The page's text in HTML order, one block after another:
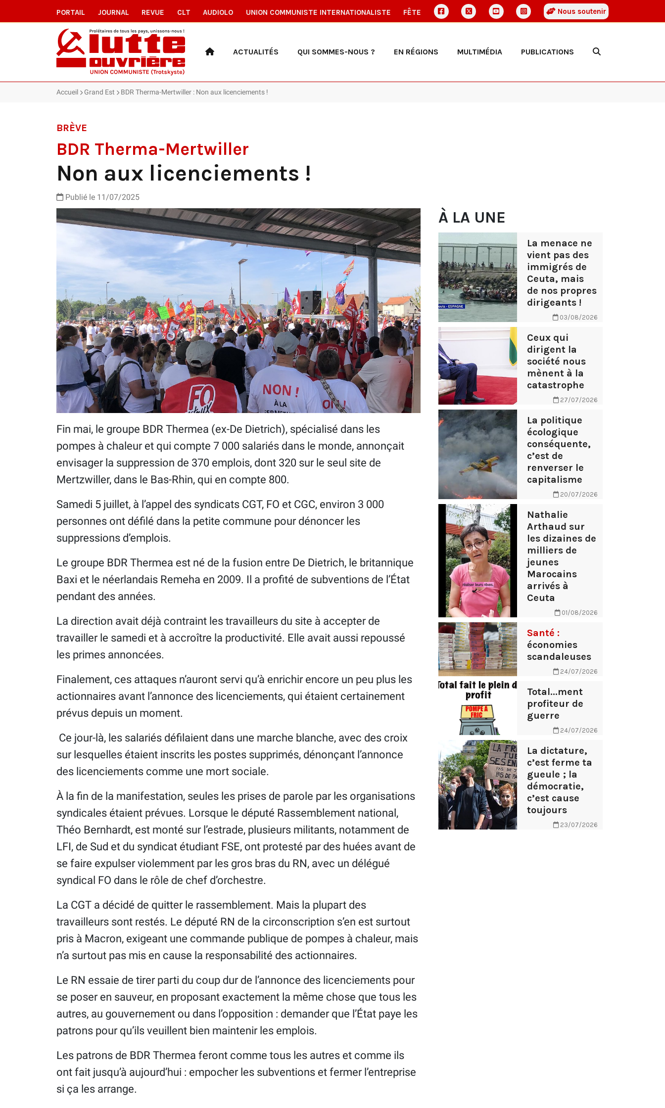
PORTAIL JOURNAL REVUE CLT AUDIOLO UNION COMMUNISTE INTERNATIONALISTE FÊTE Nous soutenir
ACTUALITÉS QUI SOMMES-NOUS ? EN RÉGIONS MULTIMÉDIA PUBLICATIONS
Accueil Grand Est BDR Therma-Mertwiller : Non aux licenciements !
BRÈVE
BDR Therma-Mertwiller
Non aux licenciements !
Publié le 11/07/2025
Fin mai, le groupe BDR Thermea (ex-De Dietrich), spécialisé dans les
pompes à chaleur et qui compte 7 000 salariés dans le monde, annonçait
envisager la suppression de 370 emplois, dont 320 sur le seul site de
Mertzwiller, dans le Bas-Rhin, qui en compte 800.
Samedi 5 juillet, à l’appel des syndicats CGT, FO et CGC, environ 3 000
personnes ont défilé dans la petite commune pour dénoncer les
suppressions d’emplois.
Le groupe BDR Thermea est né de la fusion entre De Dietrich, le britannique
Baxi et le néerlandais Remeha en 2009. Il a profité de subventions de l’État
pendant des années.
La direction avait déjà contraint les travailleurs du site à accepter de
travailler le samedi et à accroître la productivité. Elle avait aussi repoussé
les primes annoncées.
Finalement, ces attaques n’auront servi qu’à enrichir encore un peu plus les
actionnaires avant l’annonce des licenciements, qui étaient certainement
prévus depuis un moment.
Ce jour-là, les salariés défilaient dans une marche blanche, avec des croix
sur lesquelles étaient inscrits les postes supprimés, dénonçant l’annonce
des licenciements comme une mort sociale.
À la fin de la manifestation, seules les prises de parole par les organisations
syndicales étaient prévues. Lorsque le député Rassemblement national,
Théo Bernhardt, est monté sur l’estrade, plusieurs militants, notamment de
LFI, de Sud et du syndicat étudiant FSE, ont protesté par des huées avant de
se faire expulser violemment par les gros bras du RN, avec un délégué
syndical FO dans le rôle de chef d’orchestre.
La CGT a décidé de quitter le rassemblement. Mais la plupart des
travailleurs sont restés. Le député RN de la circonscription s’en est surtout
pris à Macron, exigeant une commande publique de pompes à chaleur, mais
n’a surtout pas mis en cause la responsabilité des actionnaires.
Le RN essaie de tirer parti du coup dur de l’annonce des licenciements pour
se poser en sauveur, en proposant exactement la même chose que tous les
autres, au gouvernement ou dans l’opposition : demander que l’État paye les
patrons pour qu’ils veuillent bien maintenir les emplois.
Les patrons de BDR Thermea feront comme tous les autres et comme ils
ont fait jusqu’à aujourd’hui : empocher les subventions et fermer l’entreprise
si ça les arrange.
À LA UNE
La menace ne
vient pas des
immigrés de
Ceuta, mais
de nos propres
dirigeants !
03/08/2026
Ceux qui
dirigent la
société nous
mènent à la
catastrophe
27/07/2026
La politique
écologique
conséquente,
c’est de
renverser le
capitalisme
20/07/2026
Nathalie
Arthaud sur
les dizaines de
milliers de
jeunes
Marocains
arrivés à
Ceuta
01/08/2026
Santé :
économies
scandaleuses
24/07/2026
Total...ment
profiteur de
guerre
24/07/2026
La dictature,
c’est ferme ta
gueule ; la
démocratie,
c’est cause
toujours
23/07/2026